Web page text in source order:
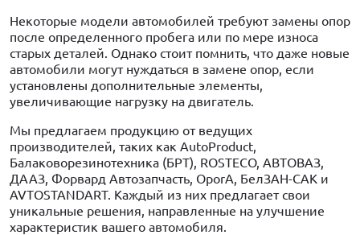
Некоторые модели автомобилей требуют замены опор
после определенного пробега или по мере износа
старых деталей. Однако стоит помнить, что даже новые
автомобили могут нуждаться в замене опор, если
установлены дополнительные элементы,
увеличивающие нагрузку на двигатель.
Мы предлагаем продукцию от ведущих
производителей, таких как AutoProduct,
Балаковорезинотехника (БРТ), ROSTECO, АВТОВАЗ,
ДААЗ, Форвард Автозапчасть, OporA, БелЗАН-САК и
AVTOSTANDART. Каждый из них предлагает свои
уникальные решения, направленные на улучшение
характеристик вашего автомобиля.